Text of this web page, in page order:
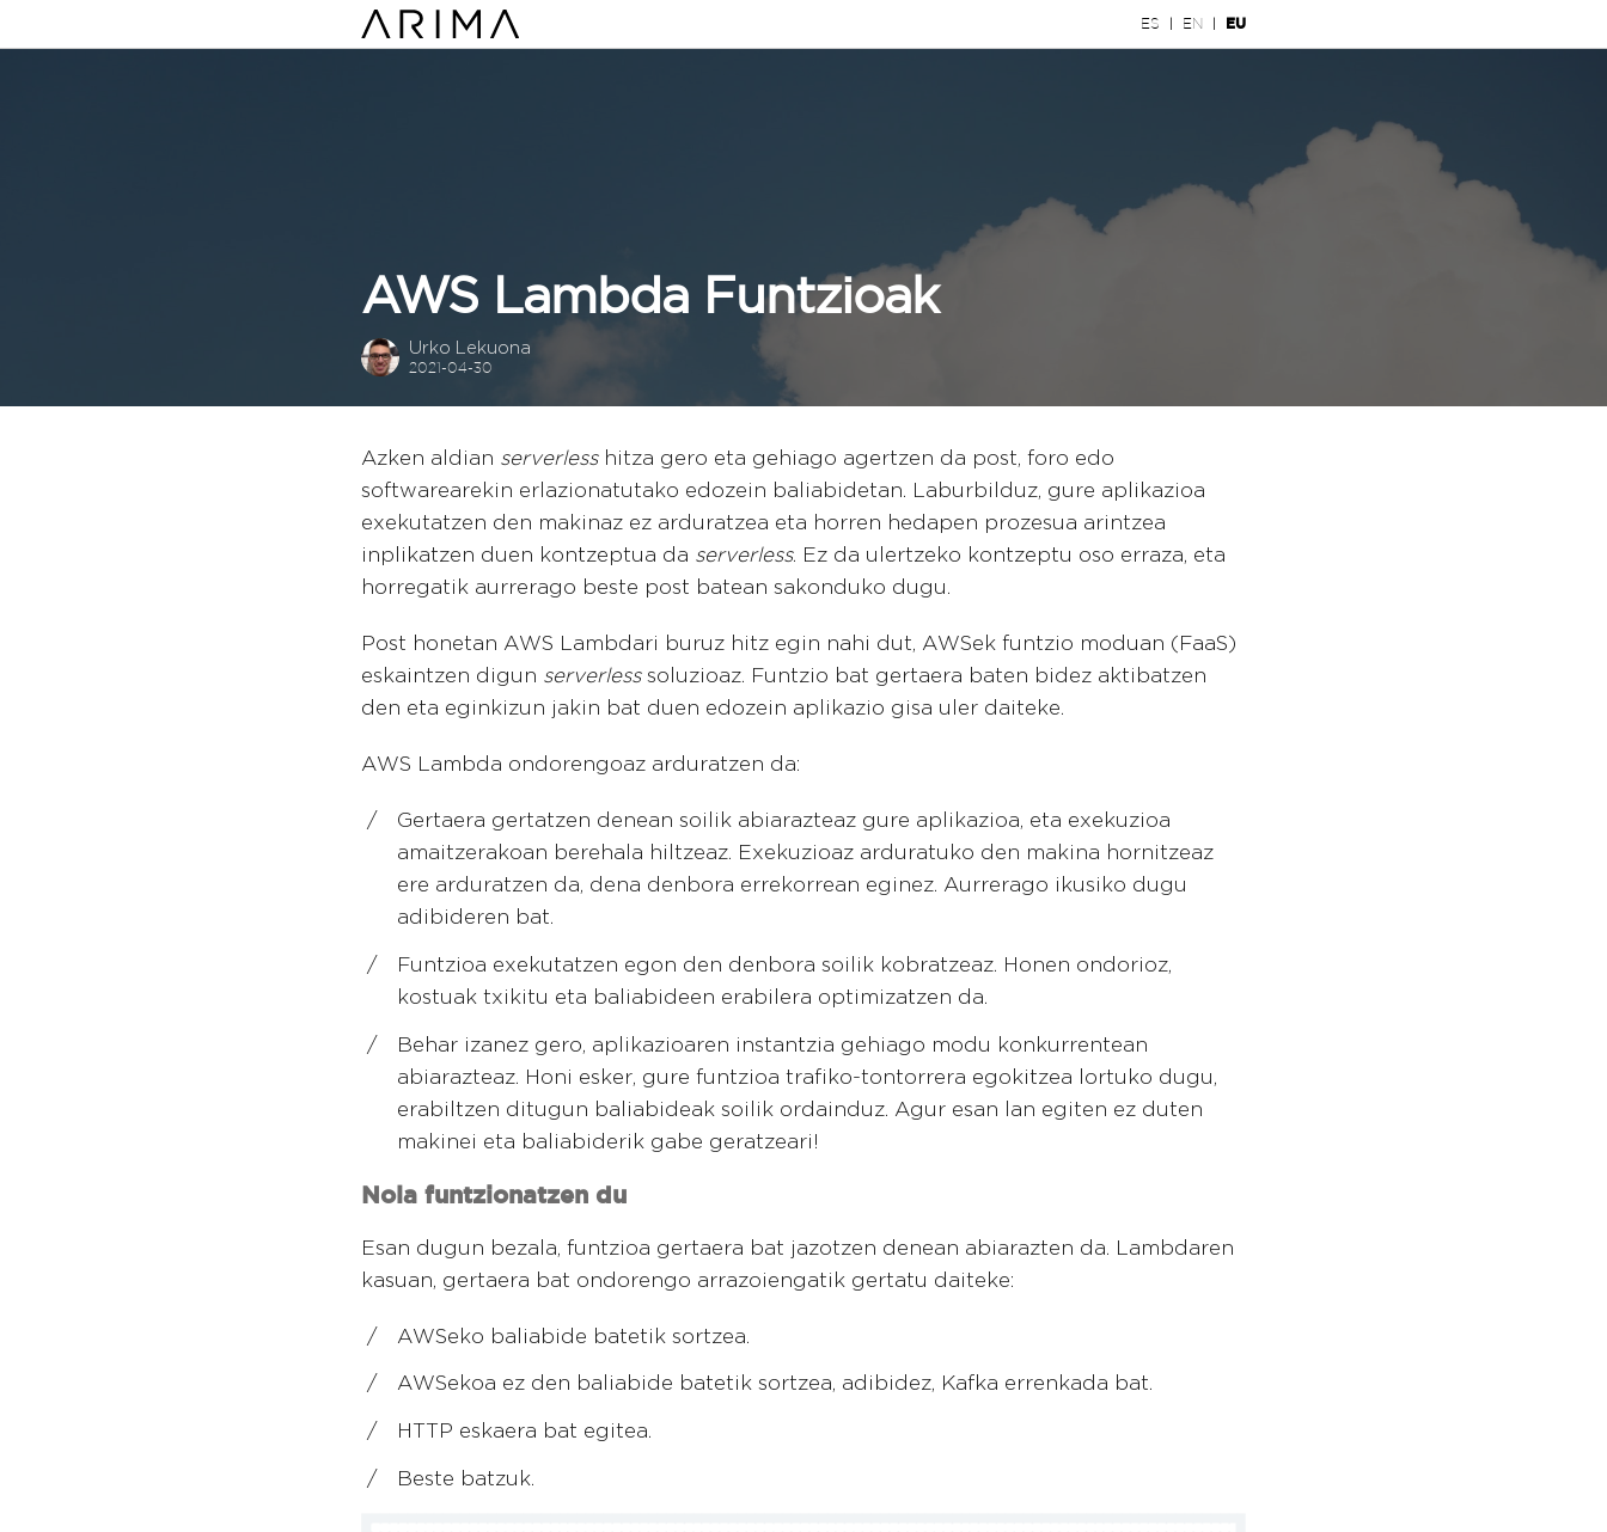
ES | EN | EU
AWS Lambda Funtzioak
Urko Lekuona
2021-04-30
Azken aldian serverlesshitza gero eta gehiago agertzen da post, foro edo
softwarearekin erlazionatutako edozein baliabidetan. Laburbilduz, gure aplikazioa
exekutatzen den makinaz ez arduratzea eta horren hedapen prozesua arintzea
inplikatzen duen kontzeptua da serverless. Ez da ulertzeko kontzeptu oso erraza, eta
horregatik aurrerago beste post batean sakonduko dugu.
Post honetan AWS Lambdari buruz hitz egin nahi dut, AWSek funtzio moduan (FaaS)
eskaintzen digun serverlesssoluzioaz. Funtzio bat gertaera baten bidez aktibatzen
den eta eginkizun jakin bat duen edozein aplikazio gisa uler daiteke.
AWS Lambda ondorengoaz arduratzen da:
Gertaera gertatzen denean soilik abiarazteaz gure aplikazioa, eta exekuzioa
amaitzerakoan berehala hiltzeaz. Exekuzioaz arduratuko den makina hornitzeaz
ere arduratzen da, dena denbora errekorrean eginez. Aurrerago ikusiko dugu
adibideren bat.
Funtzioa exekutatzen egon den denbora soilik kobratzeaz. Honen ondorioz,
kostuak txikitu eta baliabideen erabilera optimizatzen da.
Behar izanez gero, aplikazioaren instantzia gehiago modu konkurrentean
abiarazteaz. Honi esker, gure funtzioa trafiko-tontorrera egokitzea lortuko dugu,
erabiltzen ditugun baliabideak soilik ordainduz. Agur esan lan egiten ez duten
makinei eta baliabiderik gabe geratzeari!
Nola funtzionatzen du
Esan dugun bezala, funtzioa gertaera bat jazotzen denean abiarazten da. Lambdaren
kasuan, gertaera bat ondorengo arrazoiengatik gertatu daiteke:
AWSeko baliabide batetik sortzea.
AWSekoa ez den baliabide batetik sortzea, adibidez, Kafka errenkada bat.
HTTP eskaera bat egitea.
Beste batzuk.